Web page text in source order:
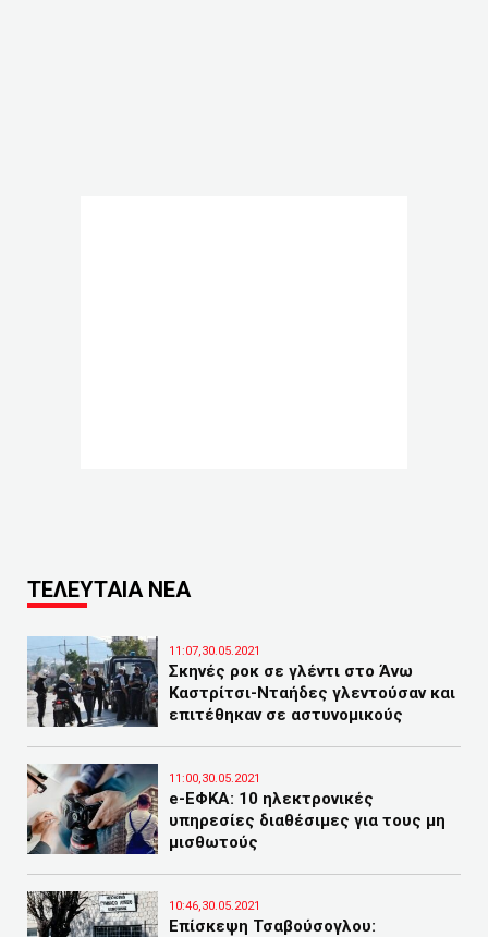
ΤΕΛΕΥΤΑΙΑ ΝΕΑ
11:07,30.05.2021
Σκηνές ροκ σε γλέντι στο Άνω
Καστρίτσι-Νταήδες γλεντούσαν και
επιτέθηκαν σε αστυνομικούς
11:00,30.05.2021
e-ΕΦΚΑ: 10 ηλεκτρονικές
υπηρεσίες διαθέσιμες για τους μη
μισθωτούς
10:46,30.05.2021
Επίσκεψη Τσαβούσογλου: